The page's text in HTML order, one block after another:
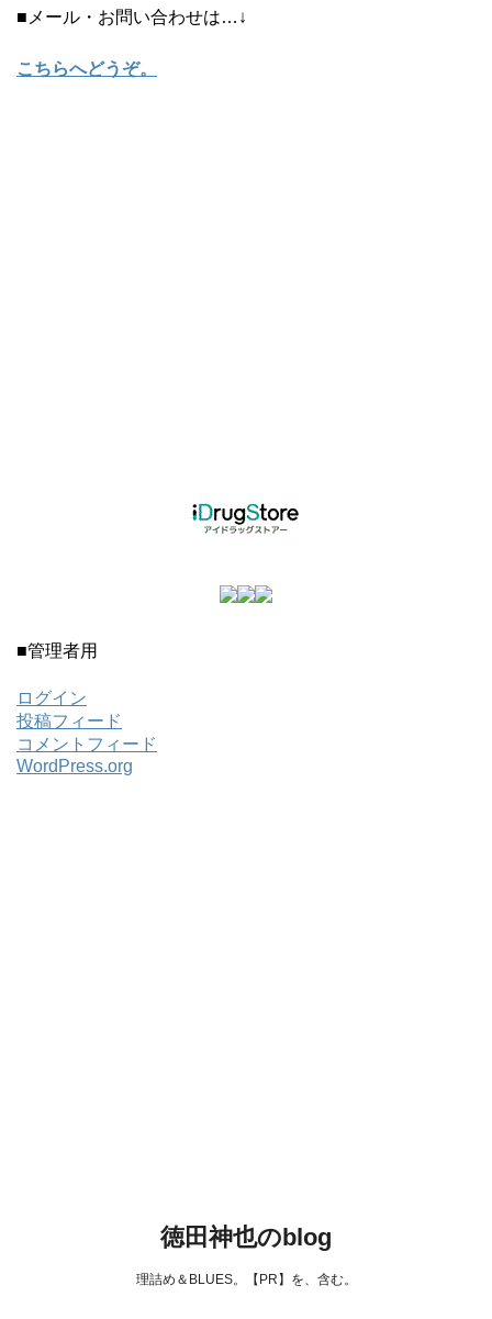
■メール・お問い合わせは…↓
こちらへどうぞ。
■管理者用
ログイン
投稿フィード
コメントフィード
WordPress.org
徳田神也のblog
理詰め＆BLUES。【PR】を、含む。